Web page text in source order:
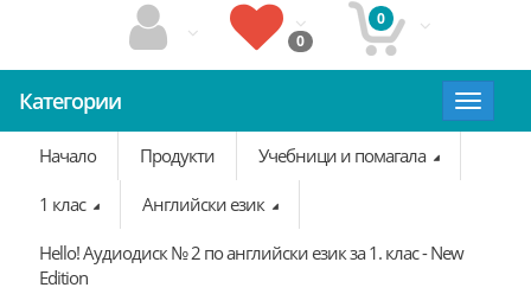
0
0
Категории
Toggle
Начало
Продукти Учебници и помагала
1 клас Английски език
Hello! Аудиодиск № 2 по английски език за 1. клас - New
Edition